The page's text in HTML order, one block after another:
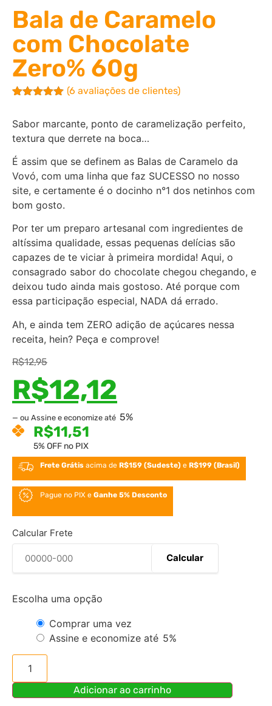
Bala de Caramelo
com Chocolate
Zero% 60g
de 5, com
baseado
em
avaliações
de clientes
(6 avaliações de clientes)
Sabor marcante, ponto de caramelização perfeito,
textura que derrete na boca…
É assim que se definem as Balas de Caramelo da
Vovó, com uma linha que faz SUCESSO no nosso
site, e certamente é o docinho n°1 dos netinhos com
bom gosto.
Por ter um preparo artesanal com ingredientes de
altíssima qualidade, essas pequenas delícias são
capazes de te viciar à primeira mordida! Aqui, o
consagrado sabor do chocolate chegou chegando, e
deixou tudo ainda mais gostoso. Até porque com
essa participação especial, NADA dá errado.
Ah, e ainda tem ZERO adição de açúcares nessa
receita, hein? Peça e comprove!
R$12,95
R$12,12
— ou Assine e economize até 5%
R$11,51
5% OFF no PIX
Frete Grátis acima deR$159 (Sudeste) eR$199 (Brasil)
Pague no PIX eGanhe 5% Desconto
Calcular Frete
Calcular
Escolha uma opção
Comprar uma vez
Assine e economize até 5%
Adicionar ao carrinho